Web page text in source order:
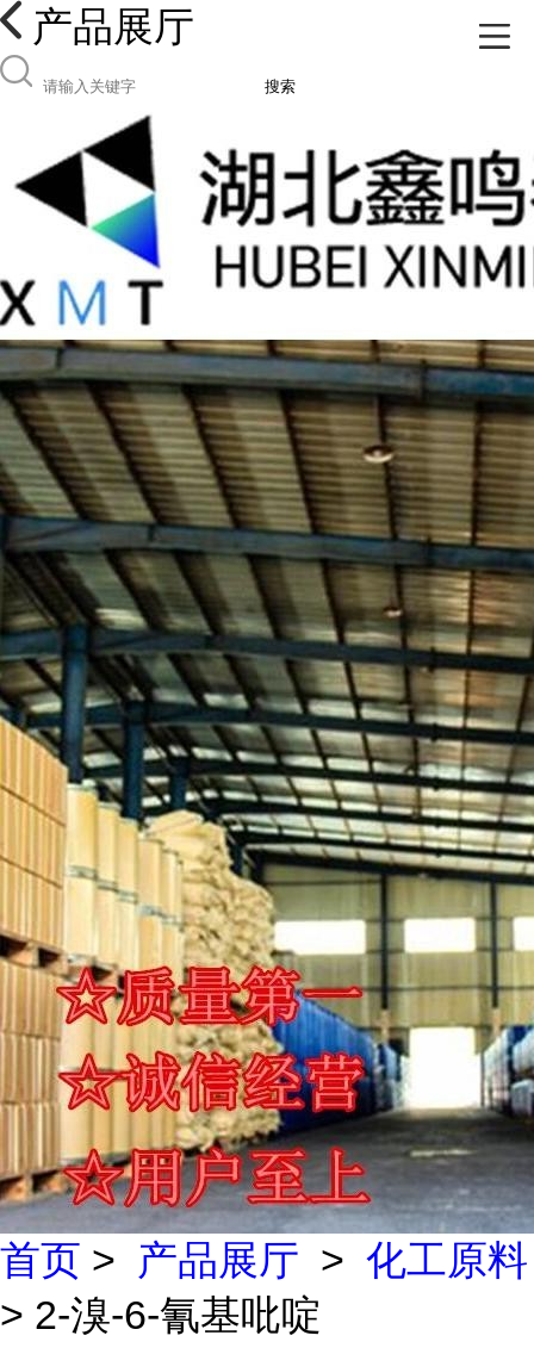
产品展厅
搜索
首页 > 产品展厅 > 化工原料
> 2-溴-6-氰基吡啶